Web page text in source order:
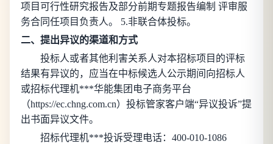
项目可行性研究报告及部分前期专题报告编制 评审服
务合同任项目负责人。 5.非联合体投标。
二、提出异议的渠道和方式
投标人或者其他利害关系人对本招标项目的评标
结果有异议的，应当在中标候选人公示期间向招标人
或招标代理机***华能集团电子商务平台
（https://ec.chng.com.cn）投标管家客户端“异议投诉”提
出书面异议文件。
招标代理机***投诉受理电话：400-010-1086